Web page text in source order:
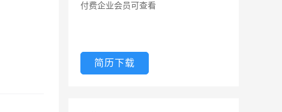
付费企业会员可查看
简历下载